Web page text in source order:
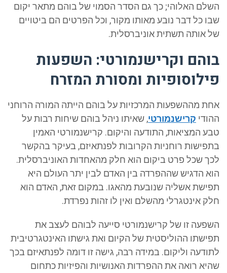
השלם האלוהי; כך גם הסדר הסמוי של בוהם מתאר יקום
שבו כל דבר נובע מאותו מקור, וכל הפרטים הם ביטויים
של אותה תשתית אוניברסלית.
בוהם וקרישנמורטי: השפעות
פילוסופיות ומסורת המזרח
אחת מההשפעות המרכזיות על בוהם הייתה המורה הרוחני
ההודיקרישנמורטי, שאיתו ניהל בוהם שיחות רבות על
טבע המציאות, התודעה והיקום. קרישנמורטי האמין
בתפישות רוחניות הקרובות לפנתאיזם, בעיקר בהקשר
לכך שכל פרט ביקום הוא חלק מהאחדות האוניברסלית.
הוא הדגיש שההפרדה בין האדם לבין יתר העולם היא
תפישת אשליה שנובעת מהאגו. במקום זאת, האדם הוא
חלק אינטגרלי מהשלם ואין לו זהות נפרדת.
השפעה זו של קרישנמורטי סייעה לבוהם לעצב את
תפישתו ההוליסטית של הקיום ואת גישתו האינטגרטיבית
לתודעה וליקום. במידה רבה, גישה זו דומה לפנתאיזם בכך
שהיא רואה את ההפרדות האנושיות והפיזיות כתחום